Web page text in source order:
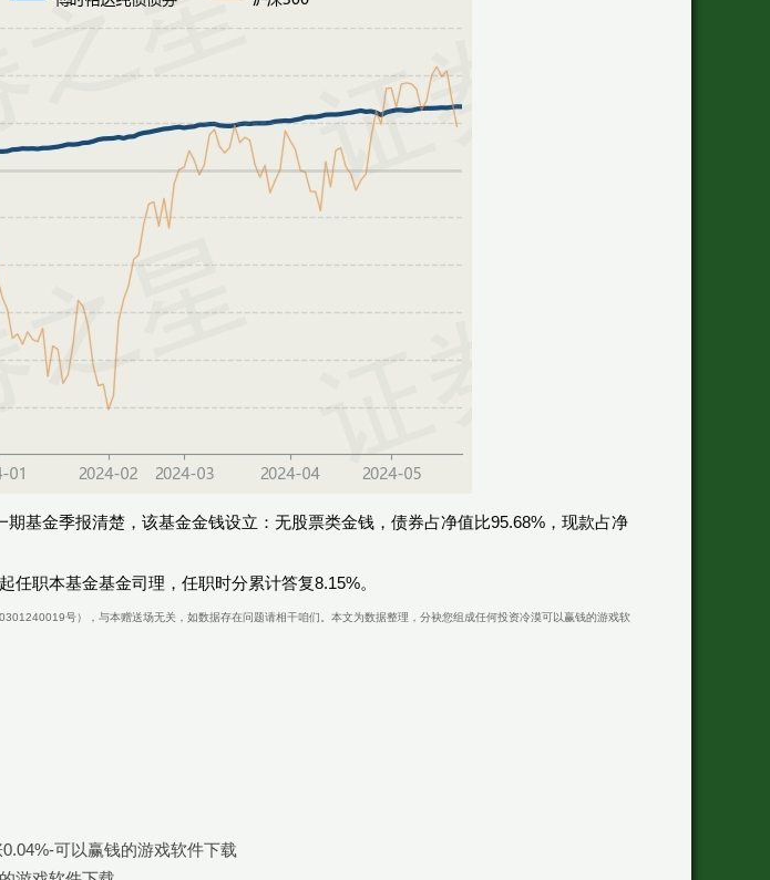
基金季报清楚，该基金金钱设立：无股票类金钱，债券占净值比95.68%，现款占净
职本基金基金司理，任职时分累计答复8.15%。
号），与本赠送场无关，如数据存在问题请相干咱们。本文为数据整理，分袂您组成任何投资冷漠可以赢钱的游戏软
可以赢钱的游戏软件下载